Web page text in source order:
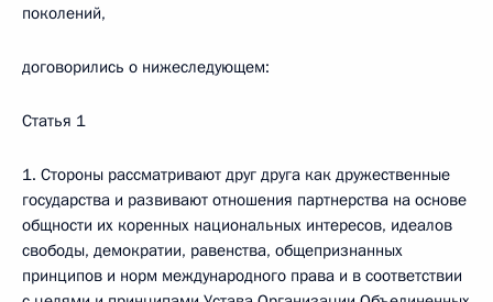
поколений,
договорились о нижеследующем:
Статья 1
1. Стороны рассматривают друг друга как дружественные
государства и развивают отношения партнерства на основе
общности их коренных национальных интересов, идеалов
свободы, демократии, равенства, общепризнанных
принципов и норм международного права и в соответствии